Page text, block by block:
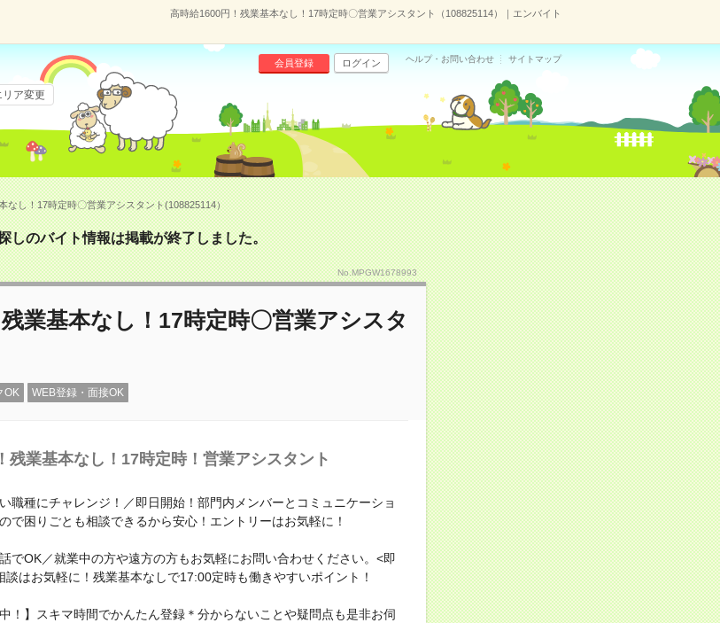
高時給1600円！残業基本なし！17時定時〇営業アシスタント（108825114）｜エンバイト
会員登録 ログイン ヘルプ・お問い合わせ サイトマップ
リア変更
なし！17時定時〇営業アシスタント(108825114）
しのバイト情報は掲載が終了しました。
No.MPGW1678993
業基本なし！17時定時〇営業アシスタ
OK WEB登録・面接OK
残業基本なし！17時定時！営業アシスタント
職種にチャレンジ！／即日開始！部門内メンバーとコミュニケーショ
で困りごとも相談できるから安心！エントリーはお気軽に！
でOK／就業中の方や遠方の方もお気軽にお問い合わせください。<即
談はお気軽に！残業基本なしで17:00定時も働きやすいポイント！
！】スキマ時間でかんたん登録＊分からないことや疑問点も是非お伺